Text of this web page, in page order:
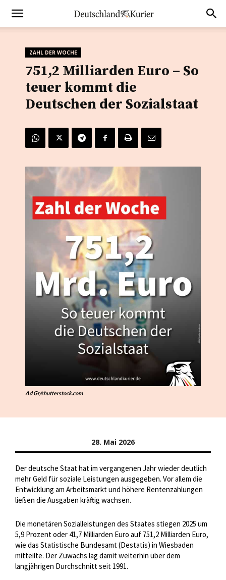
ZAHL DER WOCHE
751,2 Milliarden Euro – So
teuer kommt die
Deutschen der Sozialstaat
Ad Gr/shutterstock.com
28. Mai 2026
Der deutsche Staat hat im vergangenen Jahr wieder deutlich
mehr Geld für soziale Leistungen ausgegeben. Vor allem die
Entwicklung am Arbeitsmarkt und höhere Rentenzahlungen
ließen die Ausgaben kräftig wachsen.
Die monetären Sozialleistungen des Staates stiegen 2025 um
5,9 Prozent oder 41,7 Milliarden Euro auf 751,2 Milliarden Euro,
wie das Statistische Bundesamt (Destatis) in Wiesbaden
mitteilte. Der Zuwachs lag damit weiterhin über dem
langjährigen Durchschnitt seit 1991.